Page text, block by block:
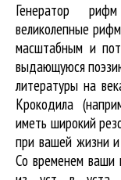
Генератор
великолепные
масштабным и
выдающуюся
литературы на
Крокодила
иметь широкий
при вашей жизни
Со временем ваши